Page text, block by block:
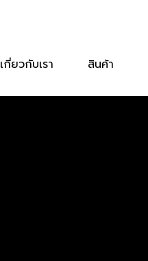
เกี่ยวกับเรา สินค้า